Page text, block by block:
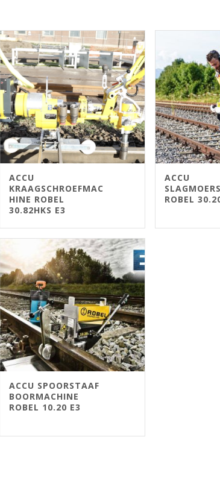
ACCU
KRAAGSCHROEFMAC
HINE ROBEL
30.82HKS E3
ACCU
ROBEL
ACCU SPOORSTAAF
BOORMACHINE
ROBEL 10.20 E3